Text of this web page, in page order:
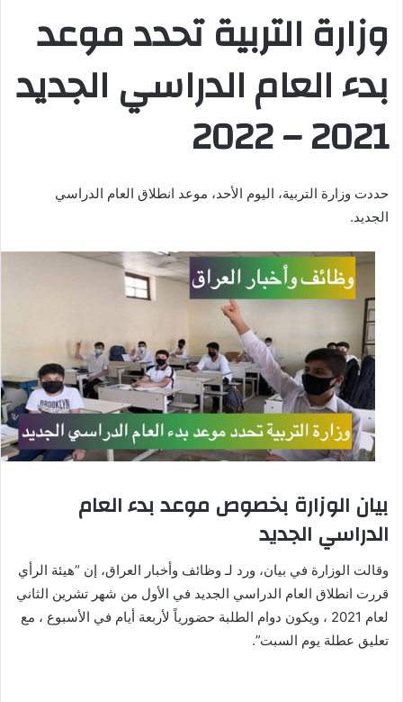
وزارة التربية تحدد موعد
بدء العام الدراسي الجديد
2021 – 2022
حددت وزارة التربية، اليوم الأحد، موعد انطلاق العام الدراسي
الجديد.
بيان الوزارة بخصوص موعد بدء العام
الدراسي الجديد
وقالت الوزارة في بيان، ورد لـ وظائف وأخبار العراق، إن “هيئة الرأي
قررت انطلاق العام الدراسي الجديد في الأول من شهر تشرين الثاني
لعام 2021 ، ويكون دوام الطلبة حضورياً لأربعة أيام في الأسبوع ، مع
تعليق عطلة يوم السبت”.